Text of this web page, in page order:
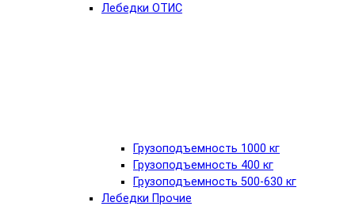
Лебедки ОТИС
Грузоподъемность 1000 кг
Грузоподъемность 400 кг
Грузоподъемность 500-630 кг
Лебедки Прочие